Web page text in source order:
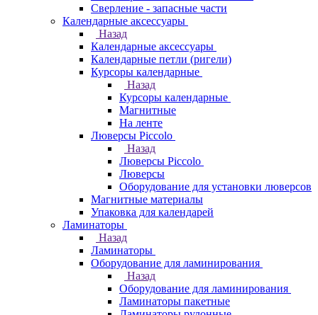
Сверление - запасные части
Календарные аксессуары
Назад
Календарные аксессуары
Календарные петли (ригели)
Курсоры календарные
Назад
Курсоры календарные
Магнитные
На ленте
Люверсы Piccolo
Назад
Люверсы Piccolo
Люверсы
Оборудование для установки люверсов
Магнитные материалы
Упаковка для календарей
Ламинаторы
Назад
Ламинаторы
Оборудование для ламинирования
Назад
Оборудование для ламинирования
Ламинаторы пакетные